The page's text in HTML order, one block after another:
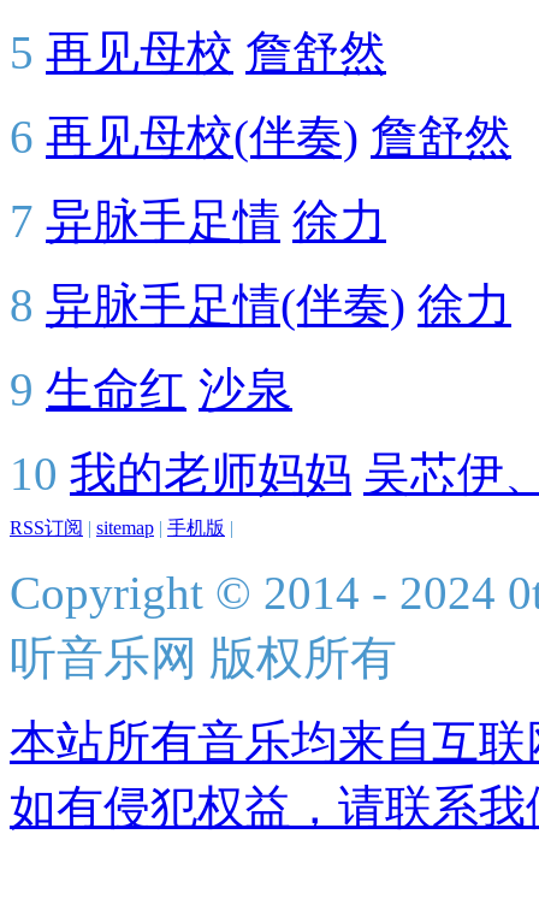
5 再见母校 詹舒然
6 再见母校(伴奏) 詹舒然
7 异脉手足情 徐力
8 异脉手足情(伴奏) 徐力
9 生命红 沙泉
10 我的老师妈妈 吴芯伊
RSS订阅 | sitemap | 手机版 |
Copyright © 2014 - 2024
听音乐网 版权所有
本站所有音乐均来自互
如有侵犯权益，请联系